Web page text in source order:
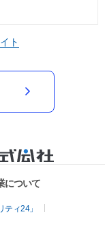
ト
について
ィ24」